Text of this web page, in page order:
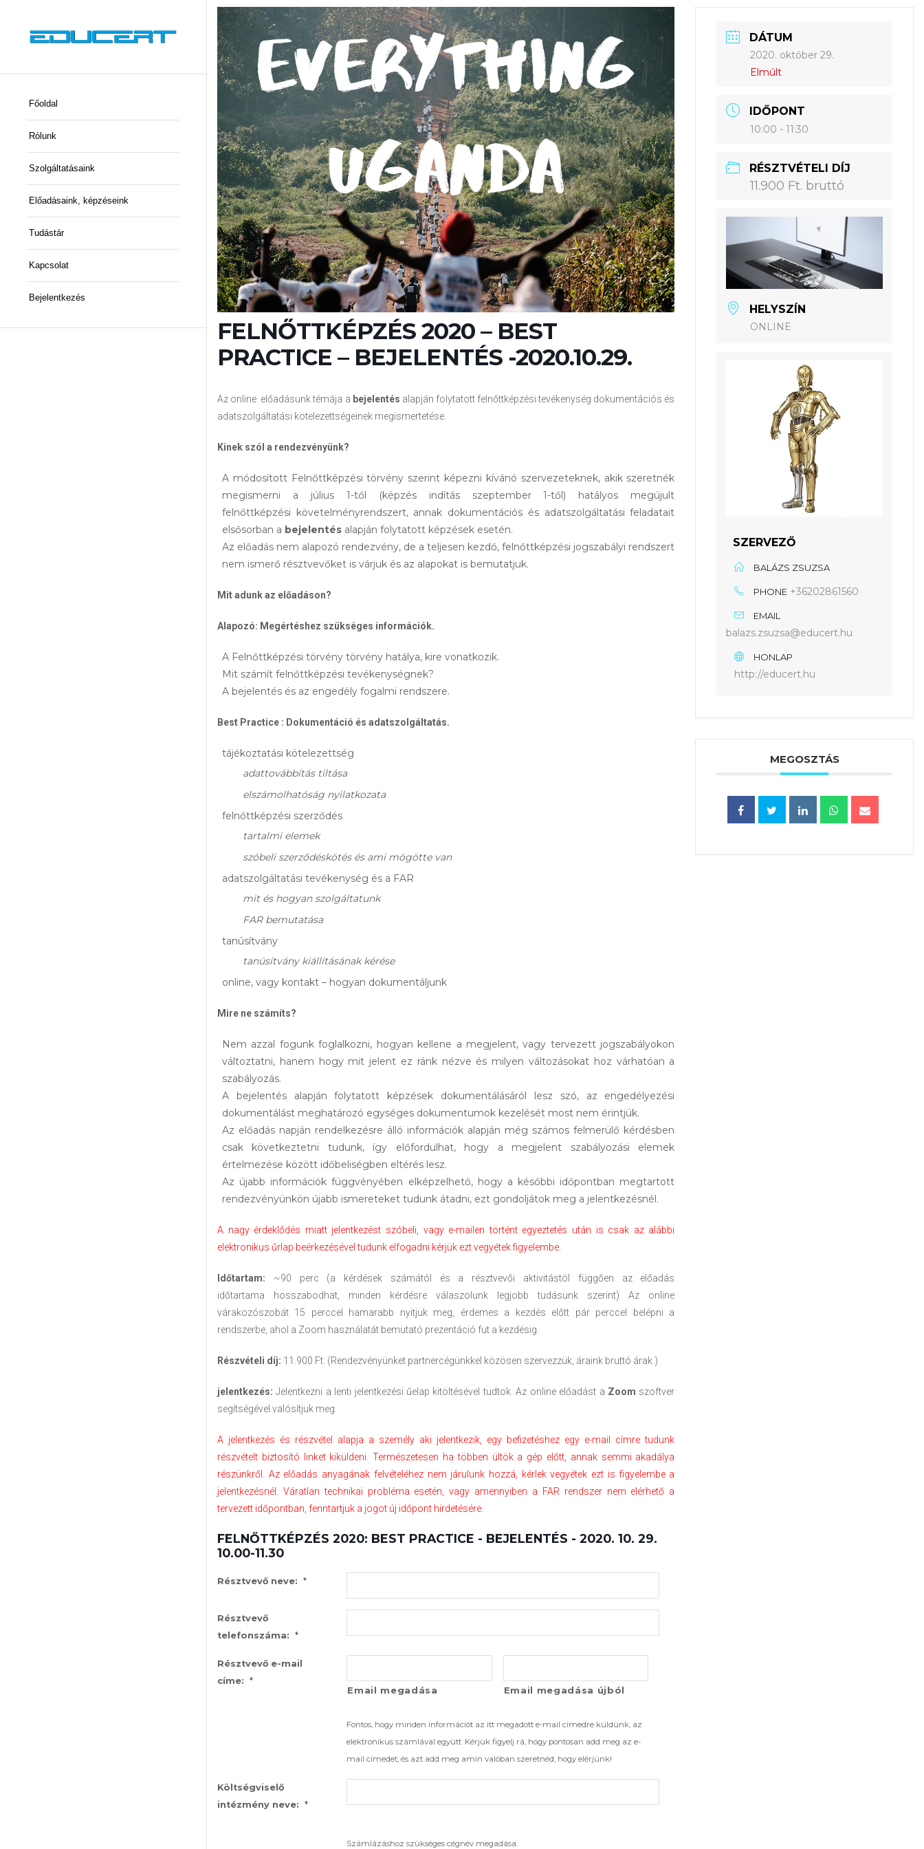
Főoldal
Rólunk
Szolgáltatásaink
Előadásaink, képzéseink
Tudástár
Kapcsolat
Bejelentkezés
FELNŐTTKÉPZÉS 2020 – BEST
PRACTICE – BEJELENTÉS -2020.10.29.
Az online előadásunk témája a bejelentés alapján folytatott felnőttképzési tevékenység dokumentációs és
adatszolgáltatási kötelezettségeinek megismertetése.
Kinek szól a rendezvényünk?
A módosított Felnőttképzési törvény szerint képezni kívánó szervezeteknek, akik szeretnék
megismerni a július 1-től (képzés indítás szeptember 1-től) hatályos megújult
felnőttképzési követelményrendszert, annak dokumentációs és adatszolgáltatási feladatait
elsősorban a bejelentés alapján folytatott képzések esetén.
Az előadás nem alapozó rendezvény, de a teljesen kezdő, felnőttképzési jogszabályi rendszert
nem ismerő résztvevőket is várjuk és az alapokat is bemutatjuk.
Mit adunk az előadáson?
Alapozó: Megértéshez szükséges információk.
A Felnőttképzési törvény törvény hatálya, kire vonatkozik.
Mit számít felnőttképzési tevékenységnek?
A bejelentés és az engedély fogalmi rendszere.
Best Practice : Dokumentáció és adatszolgáltatás.
tájékoztatási kötelezettség
adattovábbítás tiltása
elszámolhatóság nyilatkozata
felnőttképzési szerződés
tartalmi elemek
szóbeli szerződéskötés és ami mögötte van
adatszolgáltatási tevékenység és a FAR
mit és hogyan szolgáltatunk
FAR bemutatása
tanúsítvány
tanúsítvány kiállításának kérése
online, vagy kontakt – hogyan dokumentáljunk
Mire ne számíts?
Nem azzal fogunk foglalkozni, hogyan kellene a megjelent, vagy tervezett jogszabályokon
változtatni, hanem hogy mit jelent ez ránk nézve és milyen változásokat hoz várhatóan a
szabályozás.
A bejelentés alapján folytatott képzések dokumentálásáról lesz szó, az engedélyezési
dokumentálást meghatározó egységes dokumentumok kezelését most nem érintjük.
Az előadás napján rendelkezésre álló információk alapján még számos felmerülő kérdésben
csak következtetni tudunk, így előfordulhat, hogy a megjelent szabályozási elemek
értelmezése között időbeliségben eltérés lesz.
Az újabb információk függvényében elképzelhető, hogy a későbbi időpontban megtartott
rendezvényünkön újabb ismereteket tudunk átadni, ezt gondoljátok meg a jelentkezésnél.
A nagy érdeklődés miatt jelentkezést szóbeli, vagy e-mailen történt egyeztetés után is csak az alábbi
elektronikus űrlap beérkezésével tudunk elfogadni kérjük ezt vegyétek figyelembe.
Időtartam: ~90 perc (a kérdések számától és a résztvevői aktivitástól függően az előadás
időtartama hosszabodhat, minden kérdésre válaszolunk legjobb tudásunk szerint) Az online
várakozószobát 15 perccel hamarabb nyitjuk meg, érdemes a kezdés előtt pár perccel belépni a
rendszerbe, ahol a Zoom használatát bemutató prezentáció fut a kezdésig.
Részvételi díj: 11.900 Ft. (Rendezvényünket partnercégünkkel közösen szervezzük, áraink bruttó árak.)
jelentkezés:Jelentkezni a lenti jelentkezési űelap kitöltésével tudtok. Az online előadást a Zoom szoftver
segítségével valósítjuk meg.
A jelentkezés és részvétel alapja a személy aki jelentkezik, egy befizetéshez egy e-mail címre tudunk
részvételt biztosító linket kiküldeni. Természetesen ha többen ültök a gép előtt, annak semmi akadálya
részünkről. Az előadás anyagának felvételéhez nem járulunk hozzá, kérlek vegyétek ezt is figyelembe a
jelentkezésnél. Váratlan technikai probléma esetén, vagy amennyiben a FAR rendszer nem elérhető a
tervezett időpontban, fenntartjuk a jogot új időpont hirdetésére.
FELNŐTTKÉPZÉS 2020: BEST PRACTICE - BEJELENTÉS - 2020. 10. 29.
10.00-11.30
Résztvevő neve: *
Résztvevő
telefonszáma: *
Résztvevő e-mail
címe: *
Email megadása Email megadása újból
Fontos, hogy minden információt az itt megadott e-mail címedre küldünk, az
elektronikus számlával együtt. Kérjük figyelj rá, hogy pontosan add meg az e-
mail címedet, és azt add meg amin valóban szeretnéd, hogy elérjünk!
Költségviselő
intézmény neve: *
Számlázáshoz szükséges cégnév megadása.
DÁTUM
2020. október 29.
Elmúlt
IDŐPONT
10:00 - 11:30
RÉSZTVÉTELI DÍJ
11.900 Ft. bruttó
HELYSZÍN
ONLINE
SZERVEZŐ
BALÁZS ZSUZSA
PHONE +36202861560
EMAIL
balazs.zsuzsa@educert.hu
HONLAP
http://educert.hu
MEGOSZTÁS